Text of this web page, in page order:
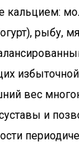
кальцием:
рыбу,
вес
и